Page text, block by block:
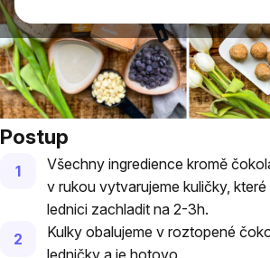
Postup
Všechny ingredience kromě
v rukou vytvarujeme kuličky,
lednici zachladit na 2-3h.
Kulky obalujeme v roztopené